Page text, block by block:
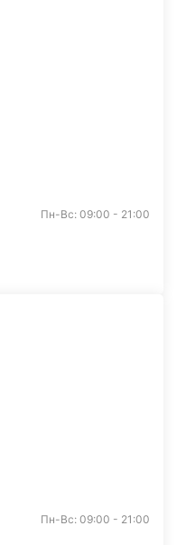
Пн-Вс: 09:00 - 21:00
Пн-Вс: 09:00 - 21:00